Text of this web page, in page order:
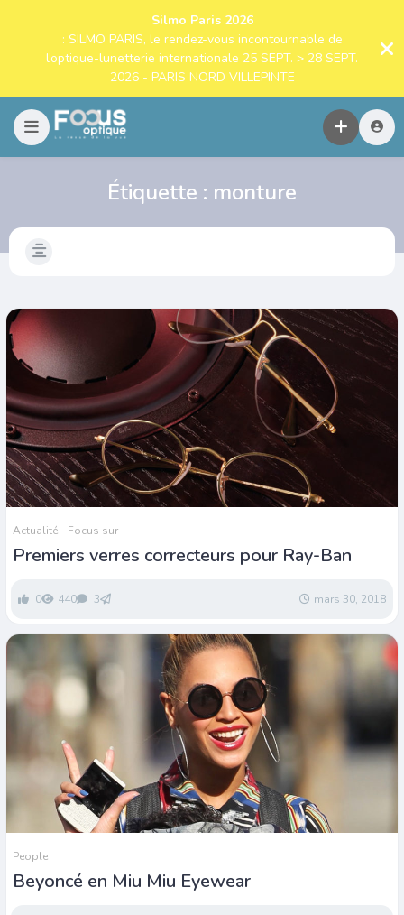
Silmo Paris 2026
: SILMO PARIS, le rendez-vous incontournable de
l’optique-lunetterie internationale 25 SEPT. > 28 SEPT.
2026 - PARIS NORD VILLEPINTE
Étiquette : monture
Actualité Focus sur
Premiers verres correcteurs pour Ray-Ban
0 440 3 mars 30, 2018
People
Beyoncé en Miu Miu Eyewear